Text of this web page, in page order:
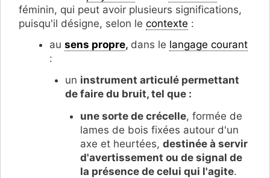
féminin, qui peut avoir plusieurs significations,
puisqu'il désigne, selon le contexte :
au sens propre, dans le langage courant
:
un instrument articulé permettant
de faire du bruit, tel que :
une sorte de crécelle, formée de
lames de bois fixées autour d'un
axe et heurtées, destinée à servir
d'avertissement ou de signal de
la présence de celui qui l'agite.